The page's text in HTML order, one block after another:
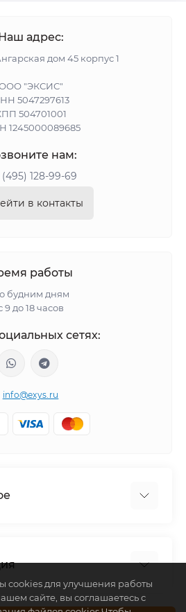
адрес:
дом 45 корпус 1
"ЭКСИС"
5047297613
504701001
1245000089685
нам:
128-99-69
в контакты
работы
будним дням
9 до 18 часов
сетях:
info@exys.ru
cookies для улучшения работы
сайте, вы соглашаетесь с